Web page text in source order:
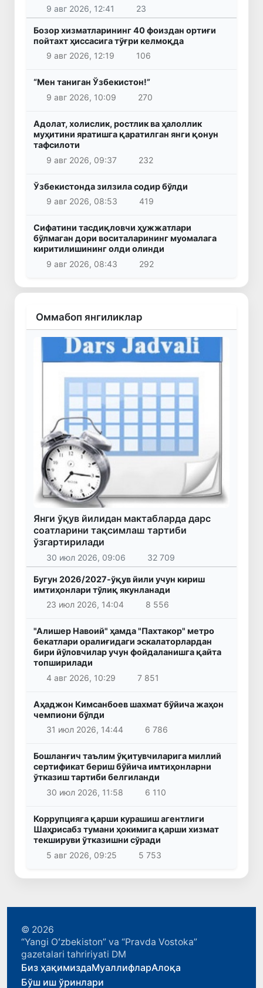
9 авг 2026, 12:41 23
Бозор хизматларининг 40 фоиздан ортиғи
пойтахт ҳиссасига тўғри келмоқда
9 авг 2026, 12:19
106
“Мен таниган Ўзбекистон!”
9 авг 2026, 10:09
270
Адолат, холислик, ростлик ва ҳалоллик
муҳитини яратишга қаратилган янги қонун
тафсилоти
9 авг 2026, 09:37
232
Ўзбекистонда зилзила содир бўлди
9 авг 2026, 08:53
419
Сифатини тасдиқловчи ҳужжатлари
бўлмаган дори воситаларининг муомалага
киритилишининг олди олинди
9 авг 2026, 08:43
292
Оммабоп янгиликлар
Янги ўқув йилидан мактабларда дарс
соатларини тақсимлаш тартиби
ўзгартирилади
30 июл 2026, 09:06 32 709
Бугун 2026/2027-ўқув йили учун кириш
имтиҳонлари тўлиқ якунланади
23 июл 2026, 14:04
8 556
"Алишер Навоий" ҳамда "Пахтакор" метро
бекатлари оралиғидаги эскалаторлардан
бири йўловчилар учун фойдаланишга қайта
топширилади
4 авг 2026, 10:29
7 851
Аҳаджон Кимсанбоев шахмат бўйича жаҳон
чемпиони бўлди
31 июл 2026, 14:44
6 786
Бошланғич таълим ўқитувчиларига миллий
сертификат бериш бўйича имтиҳонларни
ўтказиш тартиби белгиланди
30 июл 2026, 11:58
6 110
Коррупцияга қарши курашиш агентлиги
Шаҳрисабз тумани ҳокимига қарши хизмат
текшируви ўтказишни сўради
5 авг 2026, 09:25
5 753
© 2026
“Yangi Oʻzbekiston” va “Pravda Vostoka”
gazetalari tahririyati DM
Биз ҳақимиздаМуаллифларАлоқа
Бўш иш ўринлари